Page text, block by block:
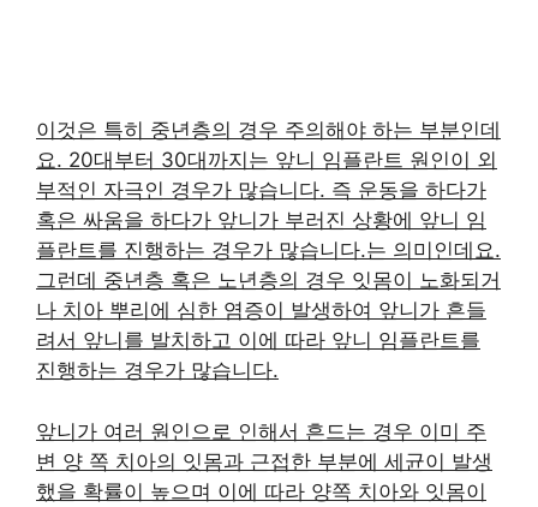
이것은 특히 중년층의 경우 주의해야 하는 부분인데
요. 20대부터 30대까지는 앞니 임플란트 원인이 외
부적인 자극인 경우가 많습니다. 즉 운동을 하다가
혹은 싸움을 하다가 앞니가 부러진 상황에 앞니 임
플란트를 진행하는 경우가 많습니다.는 의미인데요.
그런데 중년층 혹은 노년층의 경우 잇몸이 노화되거
나 치아 뿌리에 심한 염증이 발생하여 앞니가 흔들
려서 앞니를 발치하고 이에 따라 앞니 임플란트를
진행하는 경우가 많습니다.
앞니가 여러 원인으로 인해서 흔드는 경우 이미 주
변 양 쪽 치아의 잇몸과 근접한 부분에 세균이 발생
했을 확률이 높으며 이에 따라 양쪽 치아와 잇몸이